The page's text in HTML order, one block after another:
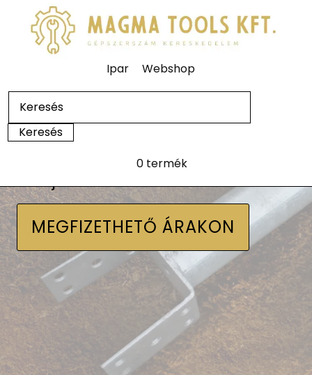
Ipar Webshop
0 termék
MEGFIZETHETŐ ÁRAKON